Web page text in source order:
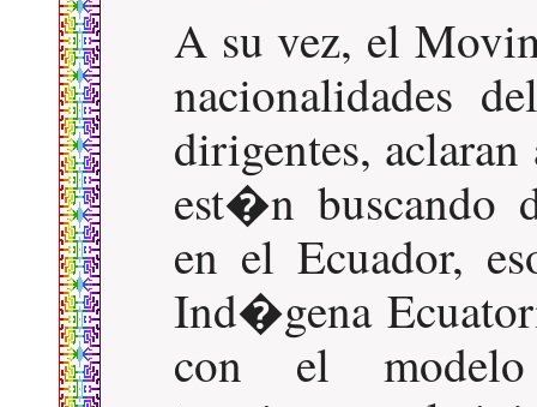
A su vez, el
nacionalidades
dirigentes,
est�n buscando
en el Ecuador,
Ind�gena
con el